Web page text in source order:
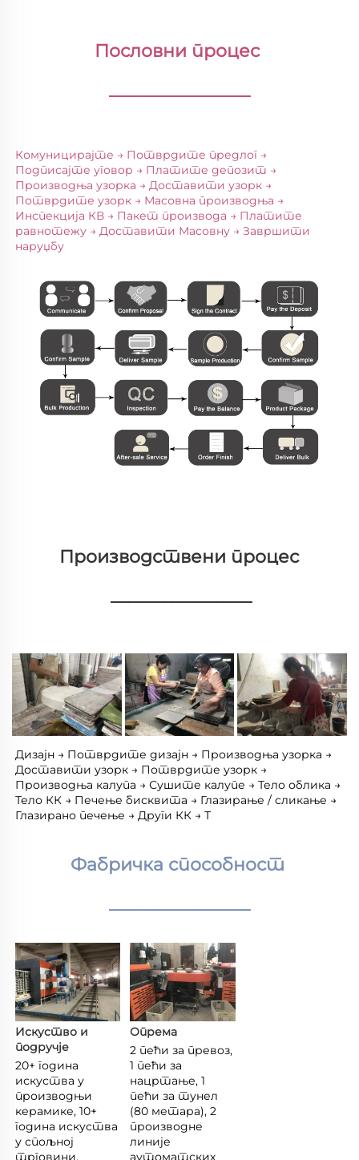
Пословни процес
________________
Комуницирајте → Потврдите предлог →
Подписајте уговор → Платите депозит →
Производња узорка → Доставити узорк →
Потврдите узорк → Масовна производња →
Инспекција КВ → Пакет производа → Платите
равнотежу → Доставити Масовну → Завршити
наруџбу
Производствени процес
________________
Дизајн → Потврдите дизајн → Производња узорка →
Доставити узорк → Потврдите узорк →
Производња калупа → Сушите калупе → Тело облика →
Тело КК → Печење бисквита → Глазирање / сликање →
Глазирано печење → Други КК → Т
Фабричка способност
________________
Искуство и
подручје
20+ година
искуства у
производњи
керамике, 10+
година искуства
у спољној
трговини,
Опрема
2 пећи за превоз,
1 пећи за
нацртање, 1
пећи за тунел
(80 метара), 2
производне
линије
аутоматских